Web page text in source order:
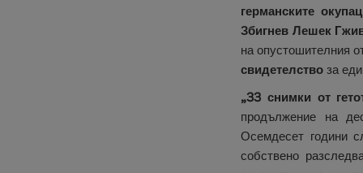
германските
Збигнев Лешек
на опустошителния
свидетелство за
„33 снимки от
продължение на
Осемдесет години
собствено